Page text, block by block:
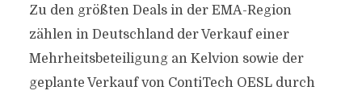
Zu den größten Deals in der EMA-Region
zählen in Deutschland der Verkauf einer
Mehrheitsbeteiligung an Kelvion sowie der
geplante Verkauf von ContiTech OESL durch